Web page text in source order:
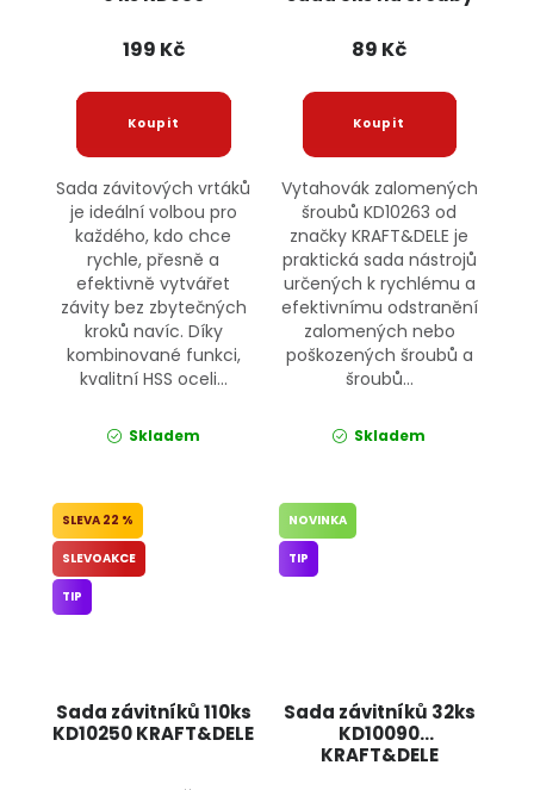
199 Kč
Sada závitových vrtáků
je ideální volbou pro
každého, kdo chce
rychle, přesně a
efektivně vytvářet
závity bez zbytečných
kroků navíc. Díky
kombinované funkci,
kvalitní HSS oceli...
Skladem
89 Kč
Vytahovák zalomených
šroubů KD10263 od
značky KRAFT&DELE je
praktická sada nástrojů
určených k rychlému a
efektivnímu odstranění
zalomených nebo
poškozených šroubů a
šroubů...
Skladem
Sada závitníků 110ks
KD10250 KRAFT&DELE
22 %
SLEVOAKCE
TIP
Sada závitníků 32ks
KD10090
KRAFT&DELE
NOVINKA
TIP